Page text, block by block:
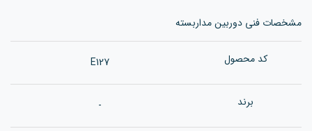
مشخصات فنی دوربین مداربسته
کد محصول E127
برند -